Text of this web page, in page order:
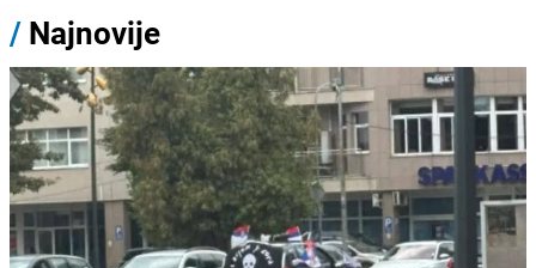
/ Najnovije